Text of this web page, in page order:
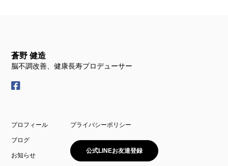
蒼野 健造
脳不調改善、健康長寿プロデューサー
プロフィール
ブログ
お知らせ
プライバシーポリシー
公式LINEお友達登録